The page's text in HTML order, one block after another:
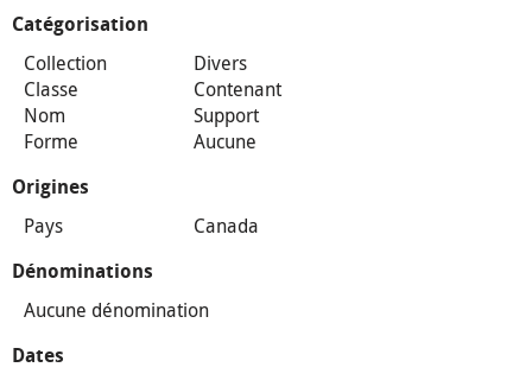
Catégorisation
Collection
Divers
Classe
Contenant
Nom
Support
Forme
Aucune
Origines
Pays Canada
Dénominations
Aucune dénomination
Dates